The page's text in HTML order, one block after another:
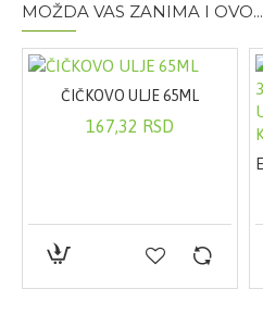
MOŽDA VAS ZANIMA I OVO...
ČIČKOVO ULJE 65ML
167,32 RSD